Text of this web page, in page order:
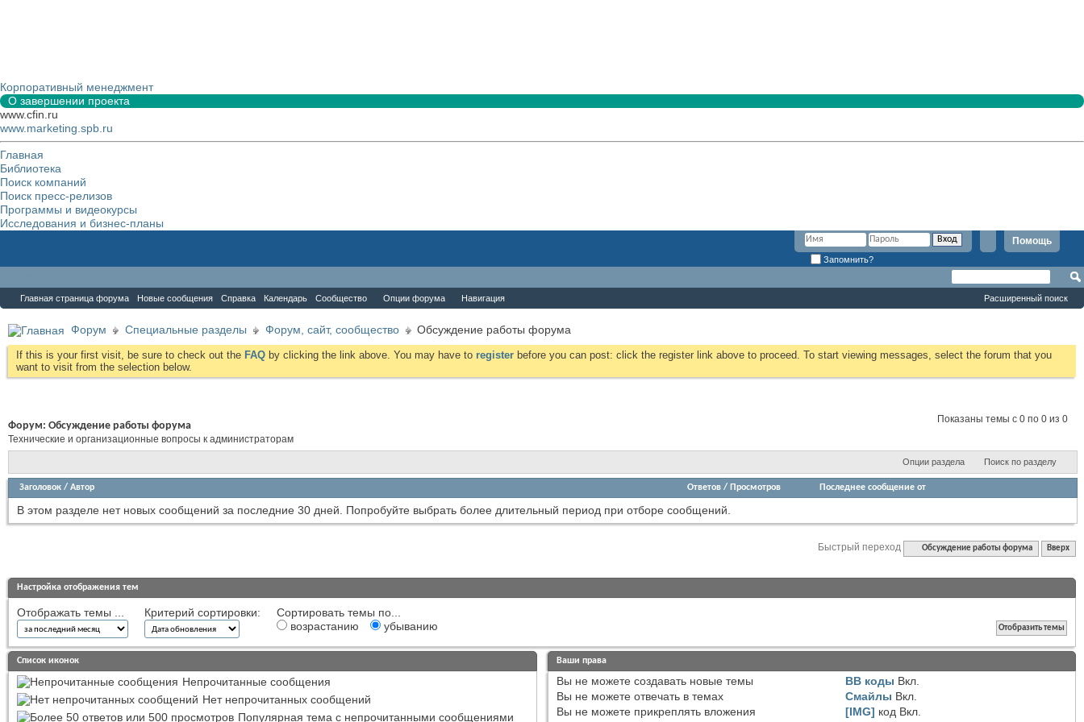
Корпоративный менеджмент
О завершении проекта
www.cfin.ru
www.marketing.spb.ru
Главная
Библиотека
Поиск компаний
Поиск пресс-релизов
Программы и видеокурсы
Исследования и бизнес-планы
Помощь
Запомнить?
Главная страница форума Новые сообщения Справка Календарь Сообщество Опции форума Навигация Расширенный поиск
Форум Специальные разделы Форум, сайт, сообщество Обсуждение работы форума
If this is your first visit, be sure to check out the FAQ by clicking the link above. You may have to register before you can post: click the register link above to proceed. To start viewing messages, select the forum that you
want to visit from the selection below.
Показаны темы с 0 по 0 из 0
Форум: Обсуждение работы форума
Технические и организационные вопросы к администраторам
Опции раздела Поиск по разделу
Заголовок / Автор Ответов / Просмотров Последнее сообщение от
В этом разделе нет новых сообщений за последние 30 дней. Попробуйте выбрать более длительный период при отборе сообщений.
Быстрый переход Обсуждение работы форума Вверх
Настройка отображения тем
Отображать темы ... Критерий сортировки:
Сортировать темы по...
возрастанию
убыванию
Список иконок
Непрочитанные сообщения
Нет непрочитанных сообщений
Популярная тема с непрочитанными сообщениями
Ваши права
Вы не можетесоздавать новые темы
Вы не можетеотвечать в темах
Вы не можетеприкреплять вложения
BB коды Вкл.
Смайлы Вкл.
[IMG] код Вкл.